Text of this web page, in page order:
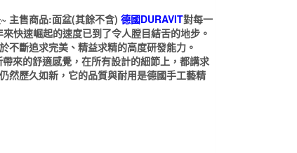
主售商品:面盆(其餘不含) 德國DURAVIT對每一
來快速崛起的速度已到了令人膛目結舌的地步。
不斷追求完美、精益求精的高度研發能力。
來的舒適感覺，在所有設計的細節上，都講求
然歷久如新，它的品質與耐用是德國手工藝精